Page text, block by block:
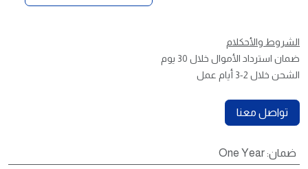
الشروط والأحكلام
ضمان استرداد الأموال خلال 30 يوم
الشحن خلال 2-3 أيام عمل
تواصل معنا
ضمان:
One Year